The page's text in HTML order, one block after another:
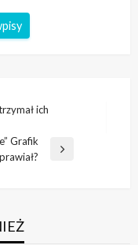
ich
Grafik